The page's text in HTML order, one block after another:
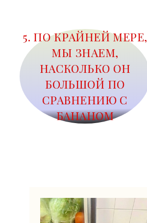
5. ПО КРАЙНЕЙ МЕРЕ,
МЫ ЗНАЕМ,
НАСКОЛЬКО ОН
БОЛЬШОЙ ПО
СРАВНЕНИЮ С
БАНАНОМ